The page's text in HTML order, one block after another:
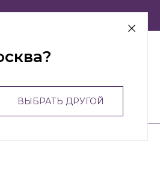
г Москва
ВЫБРАТЬ ДРУГОЙ